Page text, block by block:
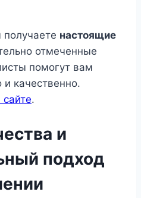
настоящие
отмеченные
помогут вам
качественно.
.
и
подход